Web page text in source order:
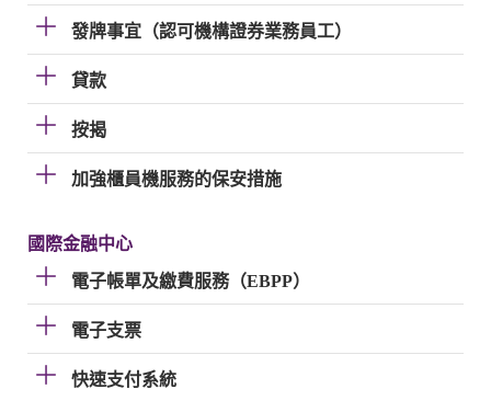
發牌事宜（認可機構證券業務員工）
貸款
按揭
加強櫃員機服務的保安措施
國際金融中心
電子帳單及繳費服務（EBPP）
電子支票
快速支付系統